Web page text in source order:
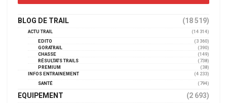
BLOG DE TRAIL (18 519)
ACTU TRAIL
(14 314)
EDITO
(3 360)
GORATRAIL
(390)
CHASSE
(149)
RÉSULTATS TRAILS
(738)
PREMIUM
(38)
INFOS ENTRAINEMENT
(4 233)
SANTÉ
(794)
EQUIPEMENT (2 693)